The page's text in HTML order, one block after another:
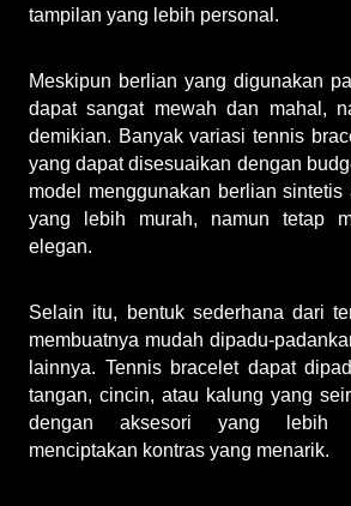
tampilan yang lebih personal.
Meskipun berlian yang digunakan
dapat sangat mewah dan mahal,
demikian. Banyak variasi tennis
yang dapat disesuaikan dengan
model menggunakan berlian sintetis
yang lebih murah, namun tetap
elegan.
Selain itu, bentuk sederhana dari
membuatnya mudah dipadu-
lainnya. Tennis bracelet dapat
tangan, cincin, atau kalung yang
dengan aksesori yang lebih
menciptakan kontras yang menarik.